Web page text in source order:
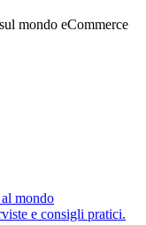
mondo eCommerce
mondo
e consigli pratici.